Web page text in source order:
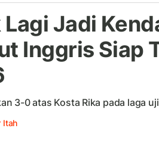
Jadi
Inggris Siap
3-0 atas Kosta Rika pada laga
Itah